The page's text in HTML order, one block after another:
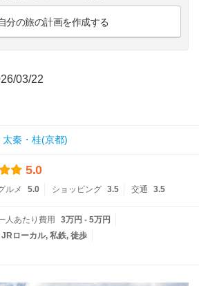
分の旅の計画を作成する
03/22
秦・桂(京都)
5.0
ルメ 5.0 ショッピング 3.5 交通 3.5
人あたり費用
3万円 - 5万円
JRローカル 私鉄 徒歩